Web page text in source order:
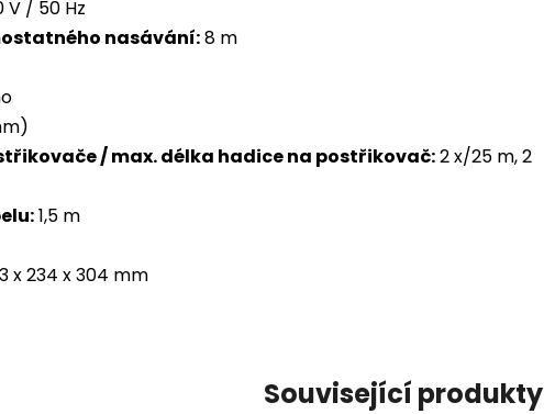
V / 50 Hz
nasávání:8 m
/ max. délka hadice na postřikovač:2 x/25 m, 2
1,5 m
x 234 x 304 mm
Související produkty